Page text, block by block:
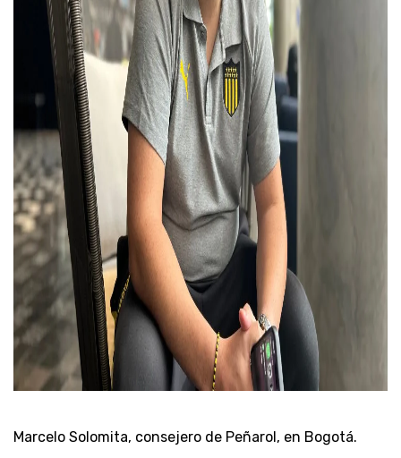
Marcelo Solomita, consejero de Peñarol, en Bogotá.